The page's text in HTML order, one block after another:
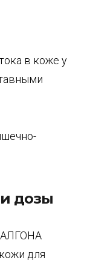
в коже у
дозы
для